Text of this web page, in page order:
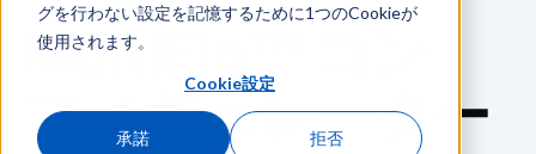
グを行わない設定を記憶するために1つのCookieが
使用されます。
Cookie設定
承諾 拒否
MultiFlo™ コン
フィギュレーター